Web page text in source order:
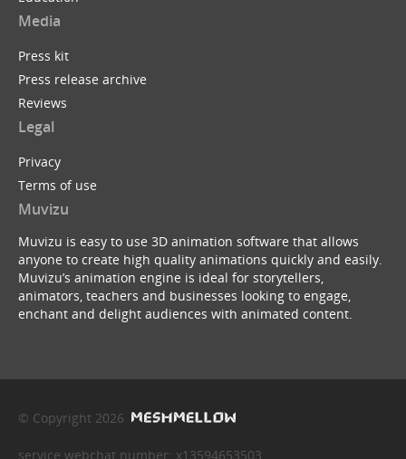
Media
Press kit
Press release archive
Reviews
Legal
Privacy
Terms of use
Muvizu
Muvizu is easy to use 3D animation software that allows
anyone to create high quality animations quickly and easily.
Muvizu’s animation engine is ideal for storytellers,
animators, teachers and businesses looking to engage,
enchant and delight audiences with animated content.
© Copyright 2026
service webchat number: x13594653503